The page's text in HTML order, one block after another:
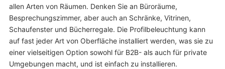
allen Arten von Räumen. Denken Sie an Büroräume,
Besprechungszimmer, aber auch an Schränke, Vitrinen,
Schaufenster und Bücherregale. Die Profilbeleuchtung kann
auf fast jeder Art von Oberfläche installiert werden, was sie zu
einer vielseitigen Option sowohl für B2B- als auch für private
Umgebungen macht, und ist einfach zu installieren.